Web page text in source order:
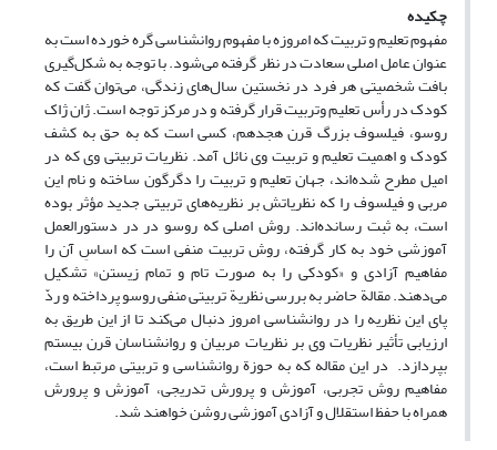
چکیده
مفهوم تعلیم و تربیت که امروزه با مفهوم روانشناسی گره خورده است به
عنوان عامل اصلی سعادت در نظر گرفته می‌شود. با توجه به شکل‌گیری
بافت شخصیتی هر فرد در نخستین سال‌های زندگی، می‌توان گفت که
کودک در رأس تعلیم وتربیت قرار گرفته و در مرکز توجه است. ژان ژاک
روسو، فیلسوف بزرگ قرن هجدهم، کسی است که به حق به کشف
کودک و اهمیت تعلیم و تربیت وی نائل آمد. نظریات تربیتی وی که در
امیل مطرح شده‌اند، جهان تعلیم و تربیت را دگرگون ساخته و نام این
مربی و فیلسوف را که نظریاتش بر نظریه‌های تربیتی جدید مؤثر بوده
است، به ثبت رسانده‌اند. روش اصلی که روسو در در دستورالعمل
آموزشی خود به کار گرفته، روش تربیت منفی است که اساسِ آن را
مفاهیم آزادی و «کودکی را به صورت تام و تمام زیستن» تشکیل
می‌دهند. مقالة حاضر به بررسی نظریة تربیتی منفی روسو پرداخته و ردّ
پای این نظریه را در روانشناسی امروز دنبال می‌کند تا از این طریق به
ارزیابی تأثیر نظریات وی بر نظریات مربیان و روانشناسان قرن بیستم
بپردازد. در این مقاله که به حوزة روانشناسی و تربیتی مرتبط است،
مفاهیم روش تجربی، آموزش و پرورش تدریجی، آموزش و پرورش
همراه با حفظ استقلال و آزادی آموزشی روشن خواهند شد.